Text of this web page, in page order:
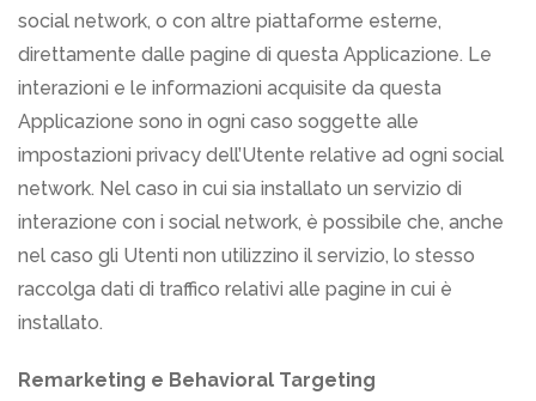
social network, o con altre piattaforme esterne,
direttamente dalle pagine di questa Applicazione. Le
interazioni e le informazioni acquisite da questa
Applicazione sono in ogni caso soggette alle
impostazioni privacy dell’Utente relative ad ogni social
network. Nel caso in cui sia installato un servizio di
interazione con i social network, è possibile che, anche
nel caso gli Utenti non utilizzino il servizio, lo stesso
raccolga dati di traffico relativi alle pagine in cui è
installato.
Remarketing e Behavioral Targeting